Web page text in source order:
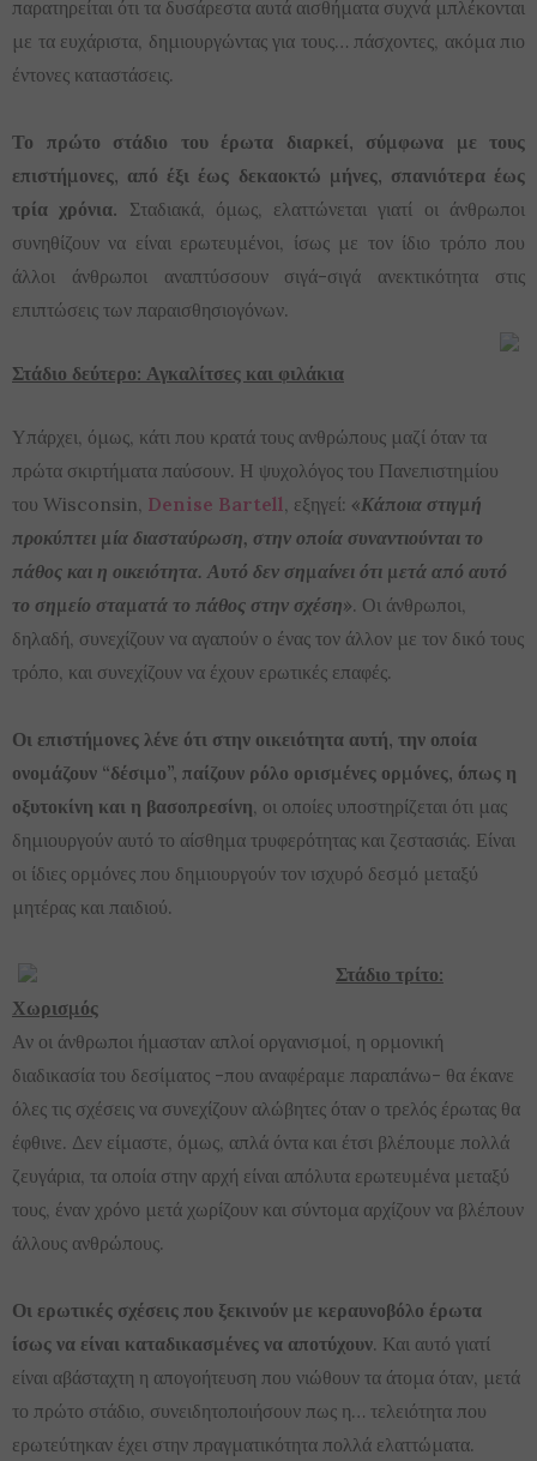
παρατηρείται ότι τα δυσάρεστα αυτά αισθήματα συχνά μπλέκονται
με τα ευχάριστα, δημιουργώντας για τους… πάσχοντες, ακόμα πιο
έντονες καταστάσεις.
Το πρώτο στάδιο του έρωτα διαρκεί, σύμφωνα με τους
επιστήμονες, από έξι έως δεκαοκτώ μήνες, σπανιότερα έως
τρία χρόνια. Σταδιακά, όμως, ελαττώνεται γιατί οι άνθρωποι
συνηθίζουν να είναι ερωτευμένοι, ίσως με τον ίδιο τρόπο που
άλλοι άνθρωποι αναπτύσσουν σιγά-σιγά ανεκτικότητα στις
επιπτώσεις των παραισθησιογόνων.
Στάδιο δεύτερο: Αγκαλίτσες και φιλάκια
Υπάρχει, όμως, κάτι που κρατά τους ανθρώπους μαζί όταν τα
πρώτα σκιρτήματα παύσουν. Η ψυχολόγος του Πανεπιστημίου
του Wisconsin, Denise Bartell, εξηγεί: «Κάποια στιγμή
προκύπτει μία διασταύρωση, στην οποία συναντιούνται το
πάθος και η οικειότητα. Αυτό δεν σημαίνει ότι μετά από αυτό
το σημείο σταματά το πάθος στην σχέση». Οι άνθρωποι,
δηλαδή, συνεχίζουν να αγαπούν ο ένας τον άλλον με τον δικό τους
τρόπο, και συνεχίζουν να έχουν ερωτικές επαφές.
Οι επιστήμονες λένε ότι στην οικειότητα αυτή, την οποία
ονομάζουν “δέσιμο”, παίζουν ρόλο ορισμένες ορμόνες, όπως η
οξυτοκίνη και η βασοπρεσίνη, οι οποίες υποστηρίζεται ότι μας
δημιουργούν αυτό το αίσθημα τρυφερότητας και ζεστασιάς. Είναι
οι ίδιες ορμόνες που δημιουργούν τον ισχυρό δεσμό μεταξύ
μητέρας και παιδιού.
Στάδιο τρίτο:
Χωρισμός
Αν οι άνθρωποι ήμασταν απλοί οργανισμοί, η ορμονική
διαδικασία του δεσίματος -που αναφέραμε παραπάνω- θα έκανε
όλες τις σχέσεις να συνεχίζουν αλώβητες όταν ο τρελός έρωτας θα
έφθινε. Δεν είμαστε, όμως, απλά όντα και έτσι βλέπουμε πολλά
ζευγάρια, τα οποία στην αρχή είναι απόλυτα ερωτευμένα μεταξύ
τους, έναν χρόνο μετά χωρίζουν και σύντομα αρχίζουν να βλέπουν
άλλους ανθρώπους.
Οι ερωτικές σχέσεις που ξεκινούν με κεραυνοβόλο έρωτα
ίσως να είναι καταδικασμένες να αποτύχουν. Και αυτό γιατί
είναι αβάσταχτη η απογοήτευση που νιώθουν τα άτομα όταν, μετά
το πρώτο στάδιο, συνειδητοποιήσουν πως η… τελειότητα που
ερωτεύτηκαν έχει στην πραγματικότητα πολλά ελαττώματα.